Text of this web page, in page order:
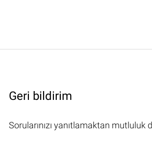
Geri bildirim
Sorularınızı yanıtlamaktan mutluluk